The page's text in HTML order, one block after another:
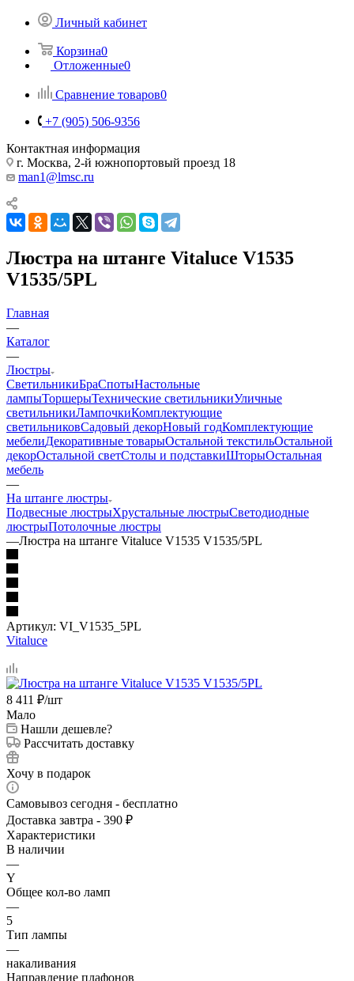
Личный кабинет
Корзина0
Отложенные0
Сравнение товаров0
+7 (905) 506-9356
Контактная информация
г. Москва, 2-й южнопортовый проезд 18
man1@lmsc.ru
Люстра на штанге Vitaluce V1535
V1535/5PL
Главная
—
Каталог
—
Люстры
СветильникиБраСпотыНастольные
лампыТоршерыТехнические светильникиУличные
светильникиЛампочкиКомплектующие
светильниковСадовый декорНовый годКомплектующие
мебелиДекоративные товарыОстальной текстильОстальной
декорОстальной светСтолы и подставкиШторыОстальная
мебель
—
На штанге люстры
Подвесные люстрыХрустальные люстрыСветодиодные
люстрыПотолочные люстры
—Люстра на штанге Vitaluce V1535 V1535/5PL
Артикул: VI_V1535_5PL
Vitaluce
8 411 ₽/шт
Мало
Нашли дешевле?
Рассчитать доставку
Хочу в подарок
Самовывоз сегодня - бесплатно
Доставка завтра - 390 ₽
Характеристики
В наличии
—
Y
Общее кол-во ламп
—
5
Тип лампы
—
накаливания
Направление плафонов